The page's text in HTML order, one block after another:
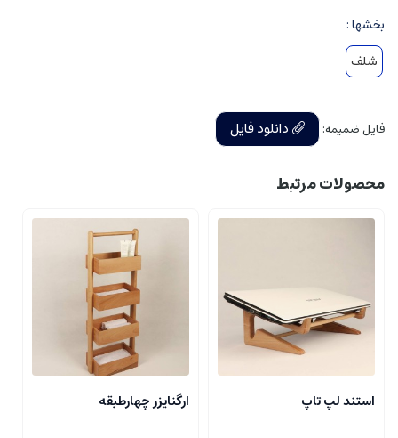
بخشها :
شلف
فایل ضمیمه: دانلود فایل
محصولات مرتبط
استند لپ تاپ ارگنایزر چهارطبقه